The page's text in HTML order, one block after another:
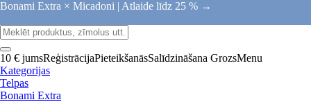
Bonami Extra × Micadoni | Atlaide līdz 25 % →
10 € jumsReģistrācijaPieteikšanāsSalīdzināšana GrozsMenu
Kategorijas
Telpas
Bonami Extra